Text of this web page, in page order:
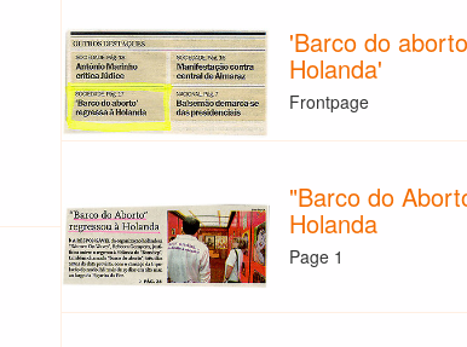
'Barco do
Holanda'
Frontpage
"Barco do
Holanda
Page 1